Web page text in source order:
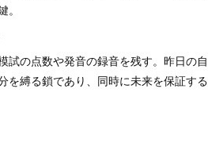
試の点数や発音の録音を残す。昨日の
を縛る鎖であり、同時に未来を保証する